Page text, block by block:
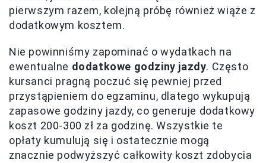
pierwszym razem, kolejną próbę również wiąże z
dodatkowym kosztem.
Nie powinniśmy zapominać o wydatkach na
ewentualne dodatkowe godziny jazdy. Często
kursanci pragną poczuć się pewniej przed
przystąpieniem do egzaminu, dlatego wykupują
zapasowe godziny jazdy, co generuje dodatkowy
koszt 200-300 zł za godzinę. Wszystkie te
opłaty kumulują się i ostatecznie mogą
znacznie podwyższyć całkowity koszt zdobycia